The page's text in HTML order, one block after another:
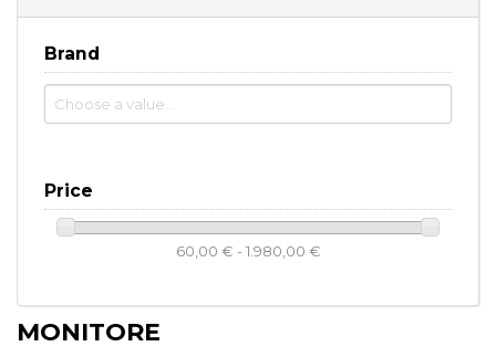
Brand
Price
60,00 € - 1.980,00 €
MONITORE